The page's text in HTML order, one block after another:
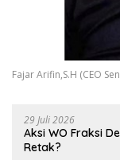
Fajar Arifin,S.H (CEO
29 Juli 2026
Aksi WO Fraksi
Retak?